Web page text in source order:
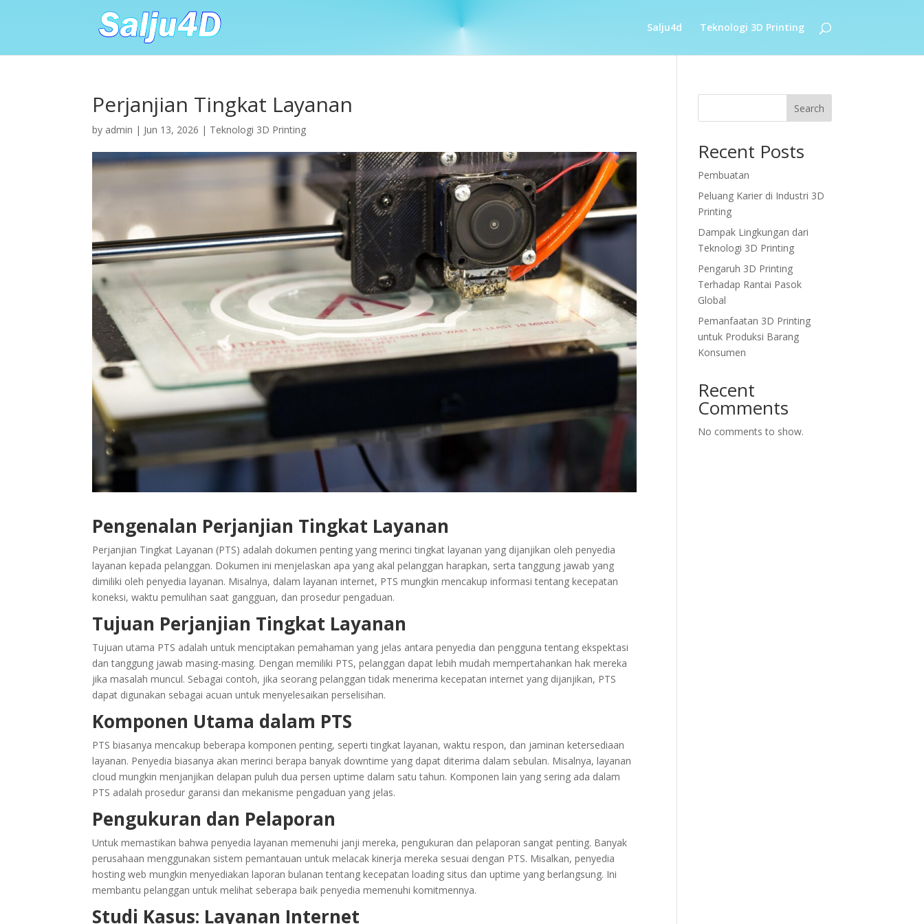
Salju4d Teknologi 3D Printing
Perjanjian Tingkat Layanan
by admin | Jun 13, 2026 | Teknologi 3D Printing
Pengenalan Perjanjian Tingkat Layanan
Perjanjian Tingkat Layanan (PTS) adalah dokumen penting yang merinci tingkat layanan yang dijanjikan oleh penyedia
layanan kepada pelanggan. Dokumen ini menjelaskan apa yang akal pelanggan harapkan, serta tanggung jawab yang
dimiliki oleh penyedia layanan. Misalnya, dalam layanan internet, PTS mungkin mencakup informasi tentang kecepatan
koneksi, waktu pemulihan saat gangguan, dan prosedur pengaduan.
Tujuan Perjanjian Tingkat Layanan
Tujuan utama PTS adalah untuk menciptakan pemahaman yang jelas antara penyedia dan pengguna tentang ekspektasi
dan tanggung jawab masing-masing. Dengan memiliki PTS, pelanggan dapat lebih mudah mempertahankan hak mereka
jika masalah muncul. Sebagai contoh, jika seorang pelanggan tidak menerima kecepatan internet yang dijanjikan, PTS
dapat digunakan sebagai acuan untuk menyelesaikan perselisihan.
Komponen Utama dalam PTS
PTS biasanya mencakup beberapa komponen penting, seperti tingkat layanan, waktu respon, dan jaminan ketersediaan
layanan. Penyedia biasanya akan merinci berapa banyak downtime yang dapat diterima dalam sebulan. Misalnya, layanan
cloud mungkin menjanjikan delapan puluh dua persen uptime dalam satu tahun. Komponen lain yang sering ada dalam
PTS adalah prosedur garansi dan mekanisme pengaduan yang jelas.
Pengukuran dan Pelaporan
Untuk memastikan bahwa penyedia layanan memenuhi janji mereka, pengukuran dan pelaporan sangat penting. Banyak
perusahaan menggunakan sistem pemantauan untuk melacak kinerja mereka sesuai dengan PTS. Misalkan, penyedia
hosting web mungkin menyediakan laporan bulanan tentang kecepatan loading situs dan uptime yang berlangsung. Ini
membantu pelanggan untuk melihat seberapa baik penyedia memenuhi komitmennya.
Studi Kasus: Layanan Internet
Search
Recent Posts
Pembuatan
Peluang Karier di Industri 3D
Printing
Dampak Lingkungan dari
Teknologi 3D Printing
Pengaruh 3D Printing
Terhadap Rantai Pasok
Global
Pemanfaatan 3D Printing
untuk Produksi Barang
Konsumen
Recent
Comments
No comments to show.